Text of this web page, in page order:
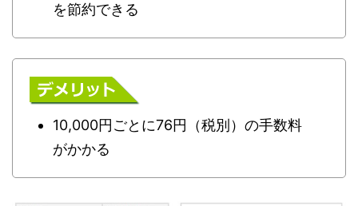
を節約できる
10,000円ごとに76円（税別）の手数料
がかかる